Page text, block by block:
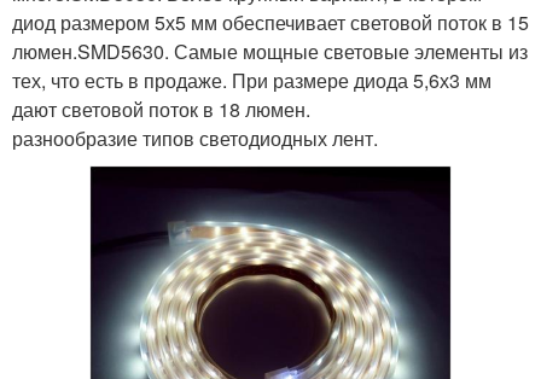
диод размером 5х5 мм обеспечивает световой поток в 15
люмен.SMD5630. Самые мощные световые элементы из
тех, что есть в продаже. При размере диода 5,6х3 мм
дают световой поток в 18 люмен.
разнообразие типов светодиодных лент.